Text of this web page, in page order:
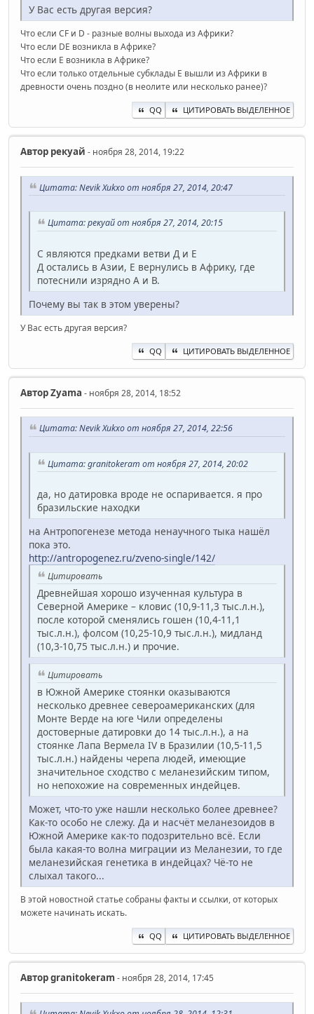
У Вас есть другая версия?
Что если CF и D - разные волны выхода из Африки?
Что если DE возникла в Африке?
Что если E возникла в Африке?
Что если только отдельные субклады E вышли из Африки в
древности очень поздно (в неолите или несколько ранее)?
QQ ЦИТИРОВАТЬ ВЫДЕЛЕННОЕ
Автор рекуай - ноября 28, 2014, 19:22
Цитата: Nevik Xukxo от ноября 27, 2014, 20:47
Цитата: рекуай от ноября 27, 2014, 20:15
С являются предками ветви Д и Е
Д остались в Азии, Е вернулись в Африку, где
потеснили изрядно А и В.
Почему вы так в этом уверены?
У Вас есть другая версия?
QQ ЦИТИРОВАТЬ ВЫДЕЛЕННОЕ
АвторZyama - ноября 28, 2014, 18:52
Цитата: Nevik Xukxo от ноября 27, 2014, 22:56
Цитата: granitokeram от ноября 27, 2014, 20:02
да, но датировка вроде не оспаривается. я про
бразильские находки
на Антропогенезе метода ненаучного тыка нашёл
пока это.
http://antropogenez.ru/zveno-single/142/
Цитировать
Древнейшая хорошо изученная культура в
Северной Америке – кловис (10,9-11,3 тыс.л.н.),
после которой сменялись гошен (10,4-11,1
тыс.л.н.), фолсом (10,25-10,9 тыс.л.н.), мидланд
(10,3-10,75 тыс.л.н.) и прочие.
Цитировать
в Южной Америке стоянки оказываются
несколько древнее североамериканских (для
Монте Верде на юге Чили определены
достоверные датировки до 14 тыс.л.н.), а на
стоянке Лапа Вермела IV в Бразилии (10,5-11,5
тыс.л.н.) найдены черепа людей, имеющие
значительное сходство с меланезийским типом,
но непохожие на современных индейцев.
Может, что-то уже нашли несколько более древнее?
Как-то особо не слежу. Да и насчёт меланезоидов в
Южной Америке как-то подозрительно всё. Если
была какая-то волна миграции из Меланезии, то где
меланезийская генетика в индейцах? Чё-то не
слыхал такого...
В этой новостной статье собраны факты и ссылки, от которых
можете начинать искать.
QQ ЦИТИРОВАТЬ ВЫДЕЛЕННОЕ
Авторgranitokeram - ноября 28, 2014, 17:45